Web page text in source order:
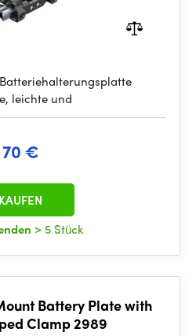
leichte und
70 €
> 5 Stück
KAUFEN
Battery Plate with
Clamp 2989